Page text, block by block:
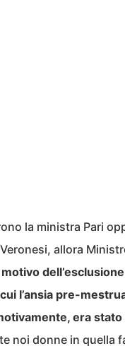
la ministra Pari
allora
motivo
l’ansia pre-
era
noi donne in quella